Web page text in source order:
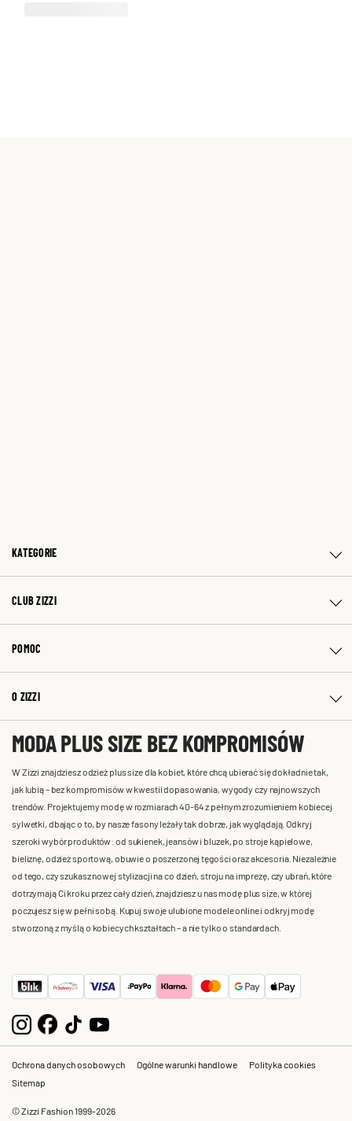
KATEGORIE
CLUB ZIZZI
POMOC
O ZIZZI
MODA PLUS SIZE BEZ KOMPROMISÓW
W Zizzi znajdziesz odzież plus size dla kobiet, które chcą ubierać się dokładnie tak,
jak lubią – bez kompromisów w kwestii dopasowania, wygody czy najnowszych
trendów. Projektujemy modę w rozmiarach 40-64 z pełnym zrozumieniem kobiecej
sylwetki, dbając o to, by nasze fasony leżały tak dobrze, jak wyglądają. Odkryj
szeroki wybór produktów: od sukienek, jeansów i bluzek, po stroje kąpielowe,
bieliznę, odzież sportową, obuwie o poszerzonej tęgości oraz akcesoria. Niezależnie
od tego, czy szukasz nowej stylizacji na co dzień, stroju na imprezę, czy ubrań, które
dotrzymają Ci kroku przez cały dzień, znajdziesz u nas modę plus size, w której
poczujesz się w pełni sobą. Kupuj swoje ulubione modele online i odkryj modę
stworzoną z myślą o kobiecych kształtach – a nie tylko o standardach.
Ochrona danych osobowych Ogólne warunki handlowe
Polityka cookies
Sitemap
© Zizzi Fashion 1999-2026